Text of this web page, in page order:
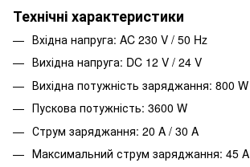
Технічні характеристики
Вхідна напруга: AC 230 V / 50 Hz
Вихідна напруга: DC 12 V / 24 V
Вихідна потужність заряджання: 800 W
Пускова потужність: 3600 W
Струм заряджання: 20 A / 30 A
Максимальний струм заряджання: 45 A